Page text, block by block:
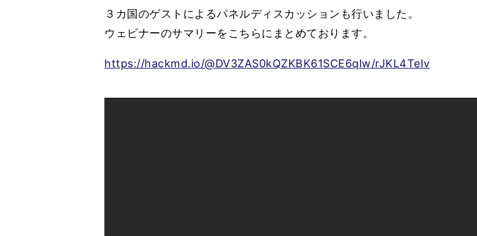
３カ国のゲストによるパネルディスカッションも行いました。
ウェビナーのサマリーをこちらにまとめております。
https://hackmd.io/@DV3ZAS0kQZKBK61SCE6qlw/rJKL4TeIv